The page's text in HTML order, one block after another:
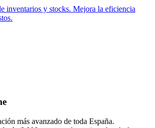
inventarios y stocks. Mejora la eficiencia
más avanzado de toda España.